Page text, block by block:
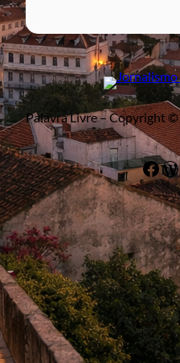
Palavra Livre – Copyright
Facebook WordPress